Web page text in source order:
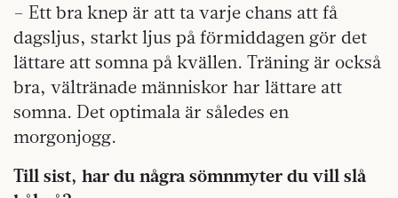
– Ett bra knep är att ta varje chans att få
dagsljus, starkt ljus på förmiddagen gör det
lättare att somna på kvällen. Träning är också
bra, vältränade människor har lättare att
somna. Det optimala är således en
morgonjogg.
Till sist, har du några sömnmyter du vill slå